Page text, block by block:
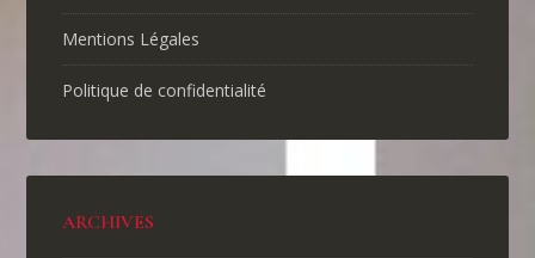
Mentions Légales
Politique de confidentialité
ARCHIVES